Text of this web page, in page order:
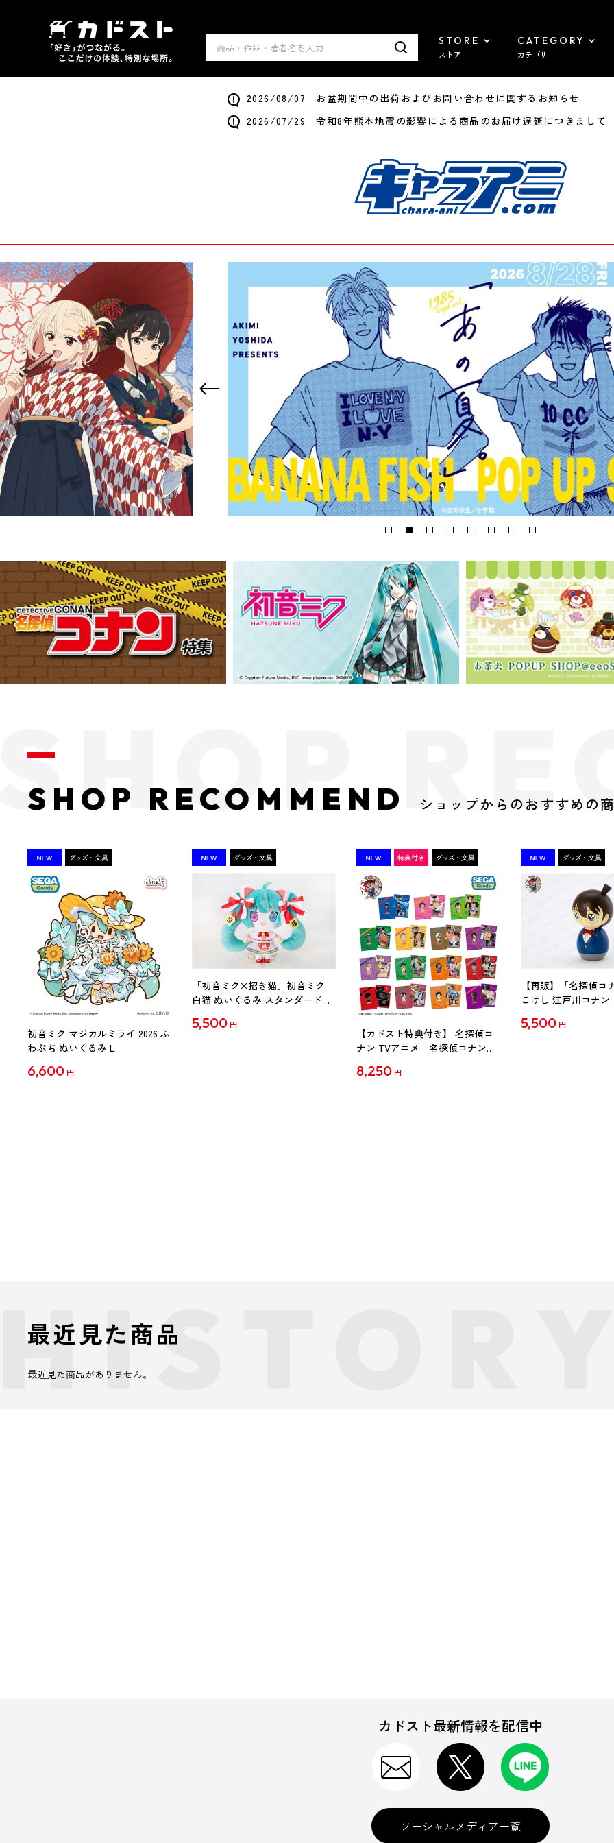
STORE
ストア
CATEGORY
カテゴリ
2026/08/07 お盆期間中の出荷およびお問い合わせに関するお知らせ
2026/07/29 令和8年熊本地震の影響による商品のお届け遅延につきまして
SHOP RECOMMEND ショップからのおすすめの
初音ミク マジカルミライ 2026 ふ
わぷち ぬいぐるみ L
6,600 円
「初音ミク×招き猫」初音ミク
白猫 ぬいぐるみ スタンダード
5,500 円
【カドスト特典付き】 名探偵コ
ナン TVアニメ「名探偵コナン」
【1BOX】
8,250 円
【再販】「名探偵コ
こけし 江戸川コナン
5,500 円
最近見た商品
最近見た商品がありません。
カドスト最新情報を配信中
ソーシャルメディア一覧